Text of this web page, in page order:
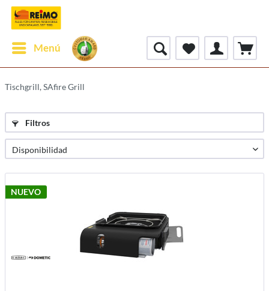
Menú
Tischgrill, SAfire Grill
Filtros
NUEVO